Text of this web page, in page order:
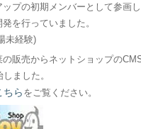
プの初期メンバーとして参画
を行っていました。
未経験)
販売からネットショップの
ました。
ちら をご覧ください。